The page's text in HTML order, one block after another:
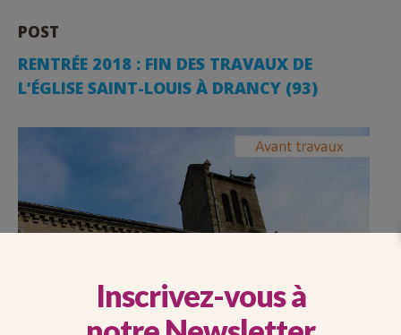
POST
RENTRÉE 2018 : FIN DES TRAVAUX DE
L’ÉGLISE SAINT-LOUIS À DRANCY (93)
Inscrivez-vous à